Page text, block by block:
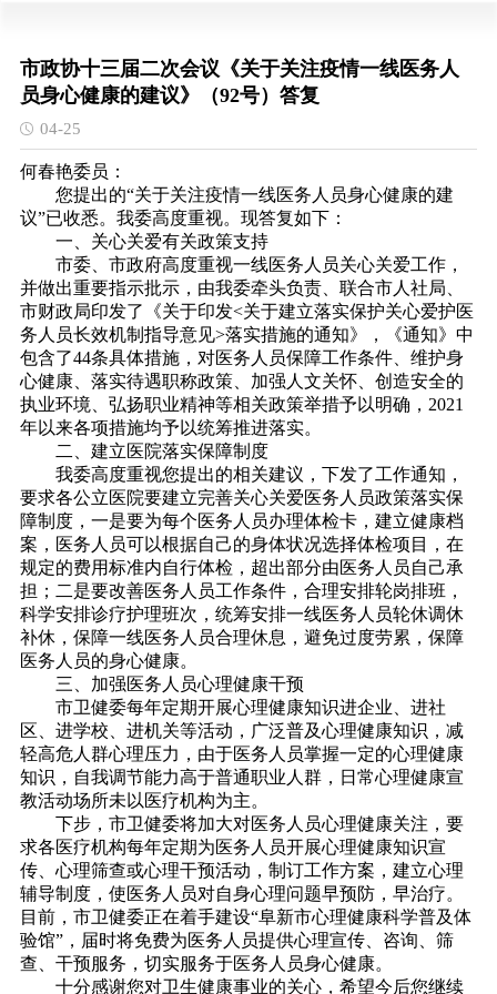
市政协十三届二次会议《关于关注疫情一线医务人
员身心健康的建议》（92号）答复
04-25
何春艳委员：
您提出的“关于关注疫情一线医务人员身心健康的建
议”已收悉。我委高度重视。现答复如下：
一、关心关爱有关政策支持
市委、市政府高度重视一线医务人员关心关爱工作，
并做出重要指示批示，由我委牵头负责、联合市人社局、
市财政局印发了《关于印发<关于建立落实保护关心爱护医
务人员长效机制指导意见>落实措施的通知》，《通知》中
包含了44条具体措施，对医务人员保障工作条件、维护身
心健康、落实待遇职称政策、加强人文关怀、创造安全的
执业环境、弘扬职业精神等相关政策举措予以明确，2021
年以来各项措施均予以统筹推进落实。
二、建立医院落实保障制度
我委高度重视您提出的相关建议，下发了工作通知，
要求各公立医院要建立完善关心关爱医务人员政策落实保
障制度，一是要为每个医务人员办理体检卡，建立健康档
案，医务人员可以根据自己的身体状况选择体检项目，在
规定的费用标准内自行体检，超出部分由医务人员自己承
担；二是要改善医务人员工作条件，合理安排轮岗排班，
科学安排诊疗护理班次，统筹安排一线医务人员轮休调休
补休，保障一线医务人员合理休息，避免过度劳累，保障
医务人员的身心健康。
三、加强医务人员心理健康干预
市卫健委每年定期开展心理健康知识进企业、进社
区、进学校、进机关等活动，广泛普及心理健康知识，减
轻高危人群心理压力，由于医务人员掌握一定的心理健康
知识，自我调节能力高于普通职业人群，日常心理健康宣
教活动场所未以医疗机构为主。
下步，市卫健委将加大对医务人员心理健康关注，要
求各医疗机构每年定期为医务人员开展心理健康知识宣
传、心理筛查或心理干预活动，制订工作方案，建立心理
辅导制度，使医务人员对自身心理问题早预防，早治疗。
目前，市卫健委正在着手建设“阜新市心理健康科学普及体
验馆”，届时将免费为医务人员提供心理宣传、咨询、筛
查、干预服务，切实服务于医务人员身心健康。
十分感谢您对卫生健康事业的关心，希望今后您继续